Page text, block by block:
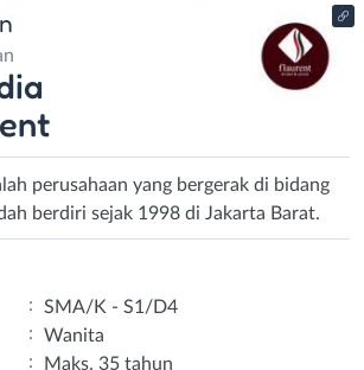
perusahaan yang bergerak di bidang
berdiri sejak 1998 di Jakarta Barat.
:
SMA/K - S1/D4
:
Wanita
:
Maks. 35 tahun